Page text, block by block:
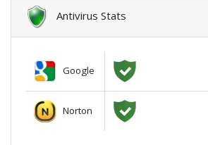
Antivirus Stats
Google
Norton